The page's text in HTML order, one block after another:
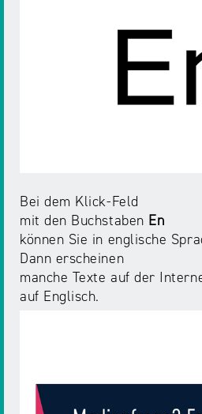
Bei dem Klick-Feld
mit den Buchstaben En
können Sie in englische
Dann erscheinen
manche Texte auf der
auf Englisch.